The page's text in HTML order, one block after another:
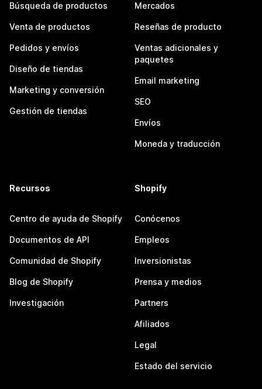
Búsqueda de productos
Venta de productos
Pedidos y envíos
Diseño de tiendas
Marketing y conversión
Gestión de tiendas
Mercados
Reseñas de producto
Ventas adicionales y
paquetes
Email marketing
SEO
Envíos
Moneda y traducción
Recursos
Centro de ayuda de Shopify
Documentos de API
Comunidad de Shopify
Blog de Shopify
Investigación
Shopify
Conócenos
Empleos
Inversionistas
Prensa y medios
Partners
Afiliados
Legal
Estado del servicio